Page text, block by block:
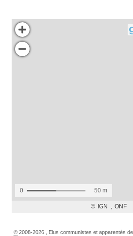
©2008-2026 , Elus communistes et apparentés